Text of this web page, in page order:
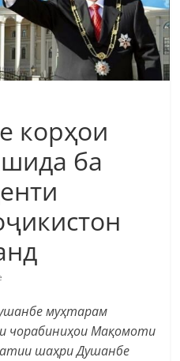
корҳои
ба
муҳтарам
чорабиниҳои Мақомоти
шаҳри Душанбе